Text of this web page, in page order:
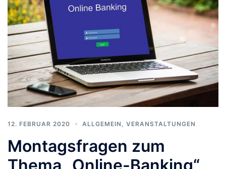
12. FEBRUAR 2020 ALLGEMEIN VERANSTALTUNGEN
Montagsfragen zum
Thema „Online-Banking“